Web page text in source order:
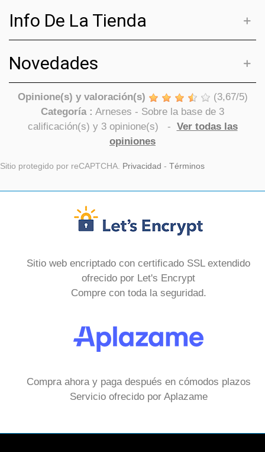
Info De La Tienda
Novedades
Opinione(s) y valoración(s) (3,67/5)
Categoría : Arneses - Sobre la base de 3
calificación(s) y 3opinione(s) - Ver todas las
opiniones
Sitio protegido por reCAPTCHA. Privacidad - Términos
Sitio web encriptado con certificado SSL extendido
ofrecido por Let's Encrypt
Compre con toda la seguridad.
Compra ahora y paga después en cómodos plazos
Servicio ofrecido por Aplazame